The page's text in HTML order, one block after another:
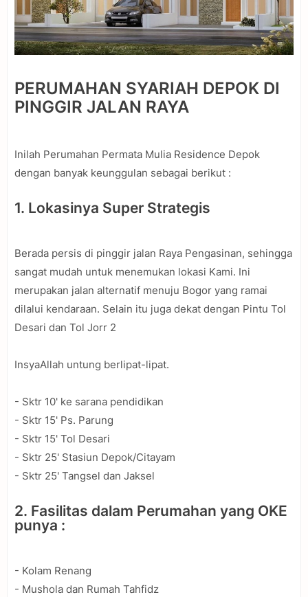
PERUMAHAN SYARIAH DEPOK DI
PINGGIR JALAN RAYA
Inilah Perumahan Permata Mulia Residence Depok
dengan banyak keunggulan sebagai berikut :
1. Lokasinya Super Strategis
Berada persis di pinggir jalan Raya Pengasinan, sehingga
sangat mudah untuk menemukan lokasi Kami. Ini
merupakan jalan alternatif menuju Bogor yang ramai
dilalui kendaraan. Selain itu juga dekat dengan Pintu Tol
Desari dan Tol Jorr 2
InsyaAllah untung berlipat-lipat.
- Sktr 10' ke sarana pendidikan
- Sktr 15' Ps. Parung
- Sktr 15' Tol Desari
- Sktr 25' Stasiun Depok/Citayam
- Sktr 25' Tangsel dan Jaksel
2. Fasilitas dalam Perumahan yang OKE
punya :
- Kolam Renang
- Mushola dan Rumah Tahfidz